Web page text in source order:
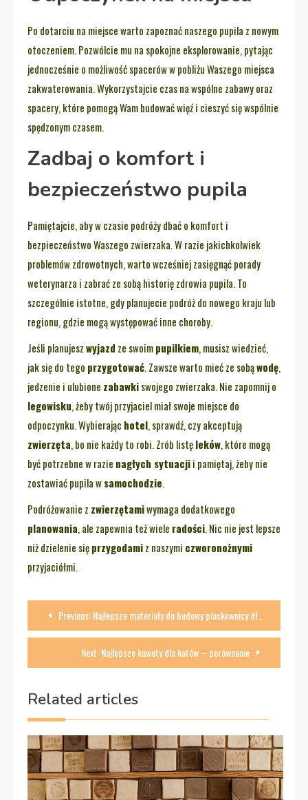
Po dotarciu na miejsce warto zapoznać naszego pupila z nowym
otoczeniem. Pozwólcie mu na spokojne eksplorowanie, pytając
jednocześnie o możliwość spacerów w pobliżu Waszego miejsca
zakwaterowania. Wykorzystajcie czas na wspólne zabawy oraz
spacery, które pomogą Wam budować więź i cieszyć się wspólnie
spędzonym czasem.
Zadbaj o komfort i
bezpieczeństwo pupila
Pamiętajcie, aby w czasie podróży dbać o komfort i
bezpieczeństwo Waszego zwierzaka. W razie jakichkolwiek
problemów zdrowotnych, warto wcześniej zasięgnąć porady
weterynarza i zabrać ze sobą historię zdrowia pupila. To
szczególnie istotne, gdy planujecie podróż do nowego kraju lub
regionu, gdzie mogą występować inne choroby.
Jeśli planujeszwyjazd ze swoimpupilkiem, musisz wiedzieć,
jak się do tego przygotować. Zawsze warto mieć ze sobąwodę,
jedzenie i ulubione zabawkiswojego zwierzaka. Nie zapomnij o
legowisku, żeby twój przyjaciel miał swoje miejsce do
odpoczynku. Wybierając hotel, sprawdź, czy akceptują
zwierzęta, bo nie każdy to robi. Zrób listęleków, które mogą
być potrzebne w razie nagłych sytuacjii pamiętaj, żeby nie
zostawiać pupila wsamochodzie.
Podróżowanie z zwierzętamiwymaga dodatkowego
planowania, ale zapewnia też wiele radości. Nic nie jest lepsze
niż dzielenie sięprzygodamiz naszymi czworonożnymi
przyjaciółmi.
Nawigacja
wpisu
Previous:Najlepsze materiały do budowy piaskownicy dla kotów
Next:Najlepsze kuwety dla kotów – porównanie
Related articles